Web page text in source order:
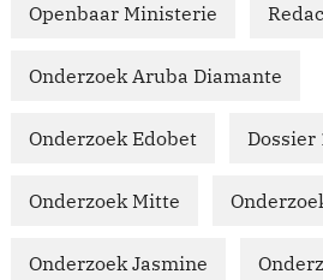
Openbaar Ministerie
Onderzoek Aruba Diamante
Onderzoek Edobet Dossier
Onderzoek Mitte
Onderzoek Jasmine